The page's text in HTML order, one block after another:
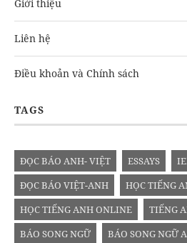
Giới thiệu
Liên hệ
Điều khoản và Chính sách
TAGS
ĐỌC BÁO ANH- VIỆT ESSAYS
ĐỌC BÁO VIỆT-ANH
HỌC TIẾNG
HỌC TIẾNG ANH ONLINE
TIẾNG
BÁO SONG NGỮ
BÁO SONG NGỮ